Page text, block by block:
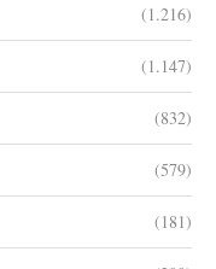
(1.216)
(1.147)
(832)
(579)
(181)